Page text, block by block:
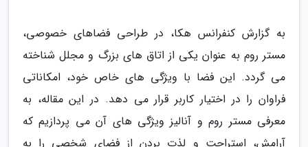
به گزارش کنفرانس هکا، در طراحی فضاهای خصوصی،
مستر روم به عنوان یکی از اتاق های بزرگ و مجلل شناخته
می گردد. این فضا با ویژگی های خاص خود، امکاناتی
فراوان را در اختیار کاربر قرار می دهد. در این مقاله، به
معرفی مستر روم و آنالیز ویژگی های آن می پردازیم که
آرامش، استراحت و لذت بردن از فضای شخصی را به